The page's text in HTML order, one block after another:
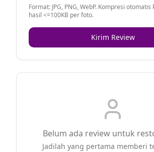
Format: JPG, PNG, WebP. Kompresi otomatis
hasil <=100KB per foto.
Kirim Review
Belum ada review untuk
Jadilah yang pertama memberi